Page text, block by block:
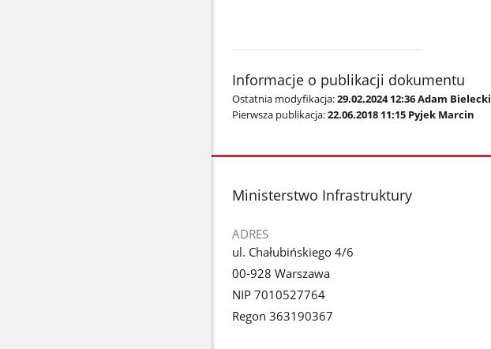
Informacje o publikacji dokumentu
Ostatnia modyfikacja:29.02.2024 12:36 Adam Bielecki
Pierwsza publikacja:22.06.2018 11:15 Pyjek Marcin
stopka
Ministerstwo Infrastruktury
ADRES
ul. Chałubińskiego 4/6
00-928 Warszawa
NIP 7010527764
Regon 363190367